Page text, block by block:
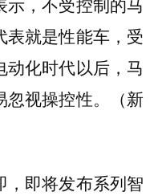
表就是性能车，受
化时代以后，马
忽视操控性。（新
，即将发布系列智